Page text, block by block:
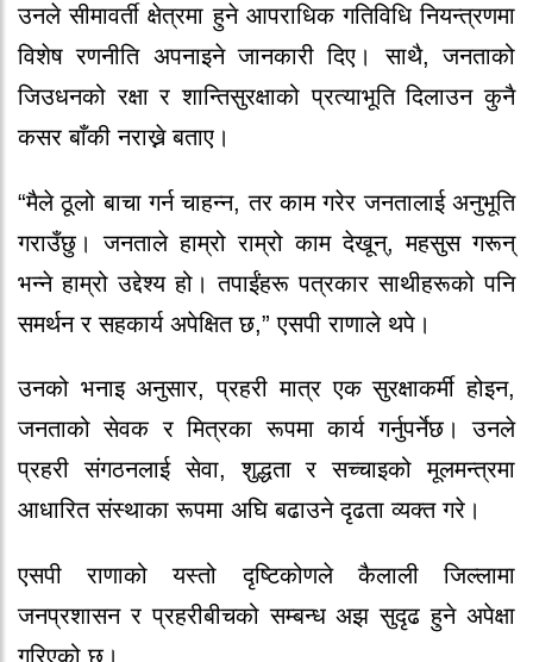
उनले सीमावर्ती क्षेत्रमा हुने आपराधिक गतिविधि नियन्त्रणमा
विशेष रणनीति अपनाइने जानकारी दिए। साथै, जनताको
जिउधनको रक्षा र शान्तिसुरक्षाको प्रत्याभूति दिलाउन कुनै
कसर बाँकी नराख्ने बताए।
“मैले ठूलो बाचा गर्न चाहन्न, तर काम गरेर जनतालाई अनुभूति
गराउँछु। जनताले हाम्रो राम्रो काम देखून्, महसुस गरून्
भन्ने हाम्रो उद्देश्य हो। तपाईंहरू पत्रकार साथीहरूको पनि
समर्थन र सहकार्य अपेक्षित छ,” एसपी राणाले थपे।
उनको भनाइ अनुसार, प्रहरी मात्र एक सुरक्षाकर्मी होइन,
जनताको सेवक र मित्रका रूपमा कार्य गर्नुपर्नेछ। उनले
प्रहरी संगठनलाई सेवा, शुद्धता र सच्चाइको मूलमन्त्रमा
आधारित संस्थाका रूपमा अघि बढाउने दृढता व्यक्त गरे।
एसपी राणाको यस्तो दृष्टिकोणले कैलाली जिल्लामा
जनप्रशासन र प्रहरीबीचको सम्बन्ध अझ सुदृढ हुने अपेक्षा
गरिएको छ।